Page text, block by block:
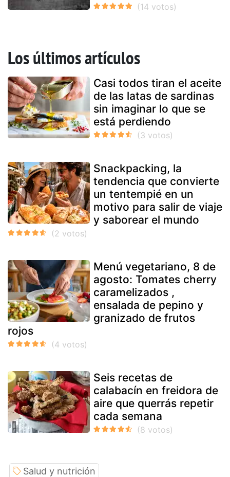
Los últimos artículos
Casi todos tiran el aceite
de las latas de sardinas
sin imaginar lo que se
está perdiendo
Snackpacking, la
tendencia que convierte
un tentempié en un
motivo para salir de viaje
y saborear el mundo
Menú vegetariano, 8 de
agosto: Tomates cherry
caramelizados ,
ensalada de pepino y
granizado de frutos
rojos
Seis recetas de
calabacín en freidora de
aire que querrás repetir
cada semana
Salud y nutrición